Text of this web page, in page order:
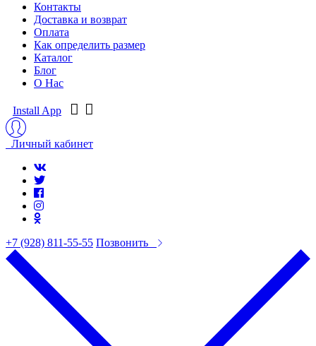
Контакты
Доставка и возврат
Оплата
Как определить размер
Каталог
Блог
О Нас
Install App
Личный кабинет
+7 (928) 811-55-55 Позвонить